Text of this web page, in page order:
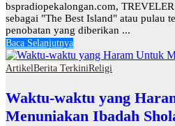
bspradiopekalongan.com,
sebagai "The Best Island" atau pulau
penobatan yang diberikan ...
Baca Selanjutnya
ArtikelBerita TerkiniReligi
Waktu-waktu yang
Menuniakan Ibadah